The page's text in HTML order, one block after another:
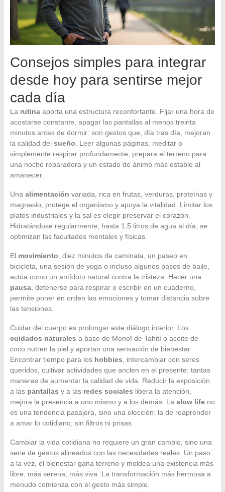
Consejos simples para integrar
desde hoy para sentirse mejor
cada día
La rutinaaporta una estructura reconfortante. Fijar una hora de
acostarse constante, apagar las pantallas al menos treinta
minutos antes de dormir: son gestos que, día tras día, mejoran
la calidad del sueño . Leer algunas páginas, meditar o
simplemente respirar profundamente, prepara el terreno para
una noche reparadora y un estado de ánimo más estable al
amanecer.
Una alimentación variada, rica en frutas, verduras, proteínas y
magnesio, protege el organismo y apoya la vitalidad. Limitar los
platos industriales y la sal es elegir preservar el corazón.
Hidratándose regularmente, hasta 1,5 litros de agua al día, se
optimizan las facultades mentales y físicas.
El movimiento , diez minutos de caminata, un paseo en
bicicleta, una sesión de yoga o incluso algunos pasos de baile,
actúa como un antídoto natural contra la tristeza. Hacer una
pausa, detenerse para respirar o escribir en un cuaderno,
permite poner en orden las emociones y tomar distancia sobre
las tensiones.
Cuidar del cuerpo es prolongar este diálogo interior. Los
cuidados naturales a base de Monoï de Tahití o aceite de
coco nutren la piel y aportan una sensación de bienestar.
Encontrar tiempo para los hobbies , intercambiar con seres
queridos, cultivar actividades que anclen en el presente: tantas
maneras de aumentar la calidad de vida. Reducir la exposición
a las pantallas y a las redes sociales libera la atención,
mejora la presencia a uno mismo y a los demás. La slow lifeno
es una tendencia pasajera, sino una elección: la de reaprender
a amar lo cotidiano, sin filtros ni prisas.
Cambiar la vida cotidiana no requiere un gran cambio, sino una
serie de gestos alineados con las necesidades reales. Un paso
a la vez, el bienestar gana terreno y moldea una existencia más
libre, más serena, más viva. La transformación más hermosa a
menudo comienza con el gesto más simple.